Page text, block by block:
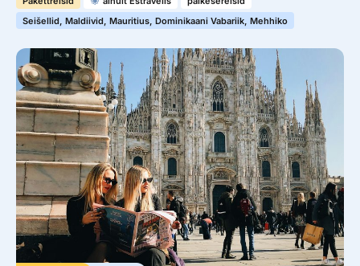
Seišellid, Maldiivid, Mauritius, Dominikaani Vabariik, Mehhiko